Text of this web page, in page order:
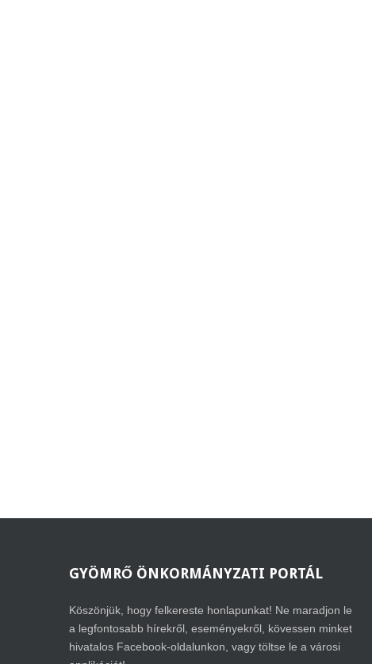
GYÖMRŐ ÖNKORMÁNYZATI PORTÁL
Köszönjük, hogy felkereste honlapunkat! Ne maradjon le
a legfontosabb hírekről, eseményekről, kövessen minket
hivatalos Facebook-oldalunkon, vagy töltse le a városi